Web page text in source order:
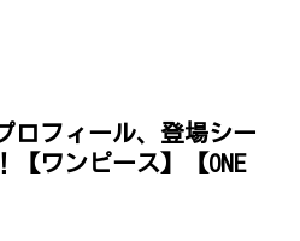
ロフィール、登場シー
【ワンピース】【ONE